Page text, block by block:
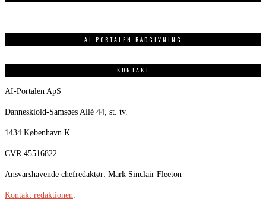
AI PORTALEN RÅDGIVNING
KONTAKT
AI-Portalen ApS
Danneskiold-Samsøes Allé 44, st. tv.
1434 København K
CVR 45516822
Ansvarshavende chefredaktør: Mark Sinclair Fleeton
Kontakt redaktionen